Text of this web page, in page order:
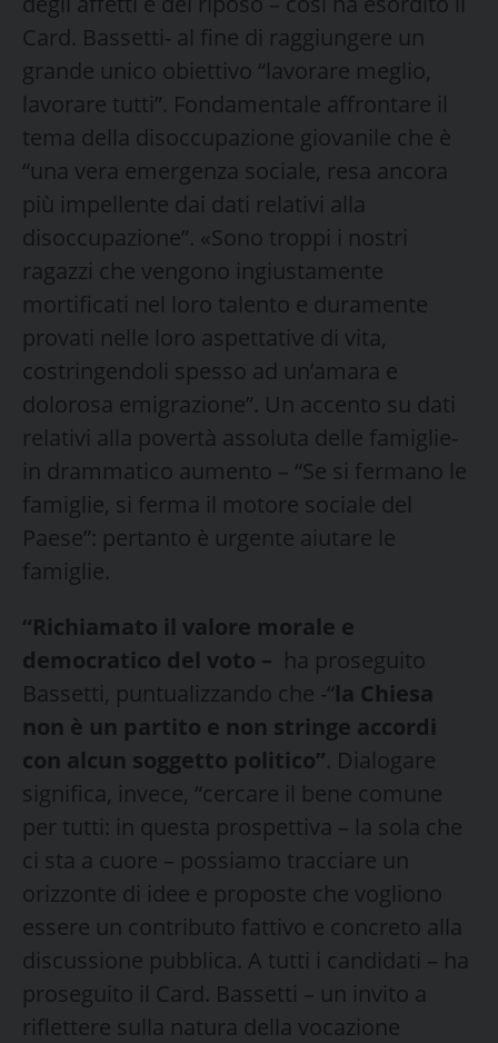
Card. Bassetti- al fine di raggiungere un
grande unico obiettivo “lavorare meglio,
lavorare tutti”. Fondamentale affrontare il
tema della disoccupazione giovanile che è
“una vera emergenza sociale, resa ancora
più impellente dai dati relativi alla
disoccupazione”. «Sono troppi i nostri
ragazzi che vengono ingiustamente
mortificati nel loro talento e duramente
provati nelle loro aspettative di vita,
costringendoli spesso ad un’amara e
dolorosa emigrazione”. Un accento su dati
relativi alla povertà assoluta delle famiglie-
in drammatico aumento – “Se si fermano le
famiglie, si ferma il motore sociale del
Paese”: pertanto è urgente aiutare le
famiglie.
“Richiamato il valore morale e
democratico del voto – ha proseguito
Bassetti, puntualizzando che -“la Chiesa
non è un partito e non stringe accordi
con alcun soggetto politico”. Dialogare
significa, invece, “cercare il bene comune
per tutti: in questa prospettiva – la sola che
ci sta a cuore – possiamo tracciare un
orizzonte di idee e proposte che vogliono
essere un contributo fattivo e concreto alla
discussione pubblica. A tutti i candidati – ha
proseguito il Card. Bassetti – un invito a
riflettere sulla natura della vocazione